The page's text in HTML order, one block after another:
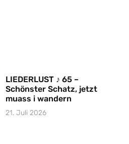
LIEDERLUST ♪ 65 –
Schönster Schatz, jetzt
muass i wandern
21. Juli 2026